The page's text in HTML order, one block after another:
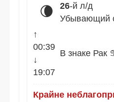
🌘 26-й л/д
Убывающий
↑
00:39
↓
19:07
В знаке Рак
Крайне